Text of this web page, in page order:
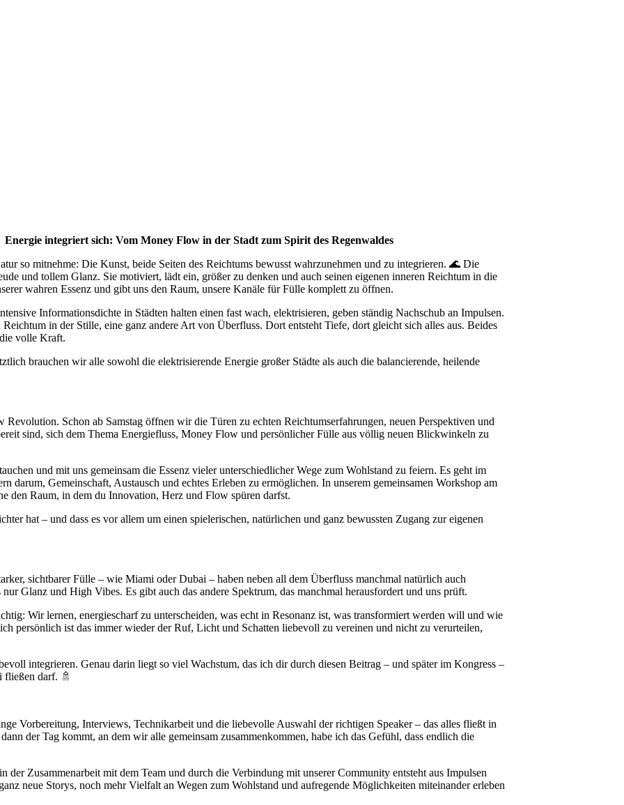
Energie integriert sich: Vom Money Flow in der Stadt zum Spirit des Regenwaldes
so mitnehme: Die Kunst, beide Seiten des Reichtums bewusst wahrzunehmen und zu integrieren. 🌊 Die
und tollem Glanz. Sie motiviert, lädt ein, größer zu denken und auch seinen eigenen inneren Reichtum in die
wahren Essenz und gibt uns den Raum, unsere Kanäle für Fülle komplett zu öffnen.
Informationsdichte in Städten halten einen fast wach, elektrisieren, geben ständig Nachschub an Impulsen.
in der Stille, eine ganz andere Art von Überfluss. Dort entsteht Tiefe, dort gleicht sich alles aus. Beides
volle Kraft.
brauchen wir alle sowohl die elektrisierende Energie großer Städte als auch die balancierende, heilende
Schon ab Samstag öffnen wir die Türen zu echten Reichtumserfahrungen, neuen Perspektiven und
sind, sich dem Thema Energiefluss, Money Flow und persönlicher Fülle aus völlig neuen Blickwinkeln zu
und mit uns gemeinsam die Essenz vieler unterschiedlicher Wege zum Wohlstand zu feiern. Es geht im
darum, Gemeinschaft, Austausch und echtes Erleben zu ermöglichen. In unserem gemeinsamen Workshop am
den Raum, in dem du Innovation, Herz und Flow spüren darfst.
hat – und dass es vor allem um einen spielerischen, natürlichen und ganz bewussten Zugang zur eigenen
sichtbarer Fülle – wie Miami oder Dubai – haben neben all dem Überfluss manchmal natürlich auch
Glanz und High Vibes. Es gibt auch das andere Spektrum, das manchmal herausfordert und uns prüft.
Wir lernen, energiescharf zu unterscheiden, was echt in Resonanz ist, was transformiert werden will und wie
persönlich ist das immer wieder der Ruf, Licht und Schatten liebevoll zu vereinen und nicht zu verurteilen,
integrieren. Genau darin liegt so viel Wachstum, das ich dir durch diesen Beitrag – und später im Kongress –
fließen darf. 🚿
Vorbereitung, Interviews, Technikarbeit und die liebevolle Auswahl der richtigen Speaker – das alles fließt in
der Tag kommt, an dem wir alle gemeinsam zusammenkommen, habe ich das Gefühl, dass endlich die
Zusammenarbeit mit dem Team und durch die Verbindung mit unserer Community entsteht aus Impulsen
neue Storys, noch mehr Vielfalt an Wegen zum Wohlstand und aufregende Möglichkeiten miteinander erleben